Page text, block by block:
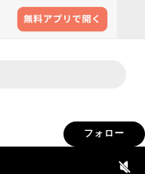
フォロー